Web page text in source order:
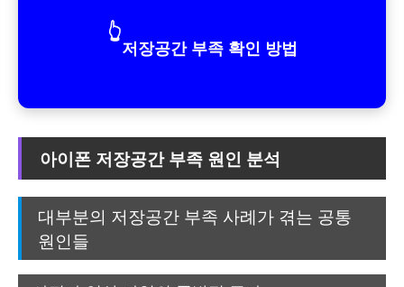
👆
저장공간 부족 확인 방법
아이폰 저장공간 부족 원인 분석
대부분의 저장공간 부족 사례가 겪는 공통
원인들